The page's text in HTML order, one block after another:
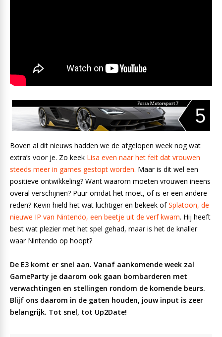
Boven al dit nieuws hadden we de afgelopen week nog wat
extra’s voor je. Zo keek Lisa even naar het feit dat vrouwen
steeds meer in games gestopt worden. Maar is dit wel een
positieve ontwikkeling? Want waarom moeten vrouwen ineens
overal verschijnen? Puur omdat het moet, of is er een andere
reden? Kevin hield het wat luchtiger en bekeek ofSplatoon, de
nieuwe IP van Nintendo, een beetje uit de verf kwam. Hij heeft
best wat plezier met het spel gehad, maar is het de knaller
waar Nintendo op hoopt?
De E3 komt er snel aan. Vanaf aankomende week zal
GameParty je daarom ook gaan bombarderen met
verwachtingen en stellingen rondom de komende beurs.
Blijf ons daarom in de gaten houden, jouw input is zeer
belangrijk. Tot snel, tot Up2Date!